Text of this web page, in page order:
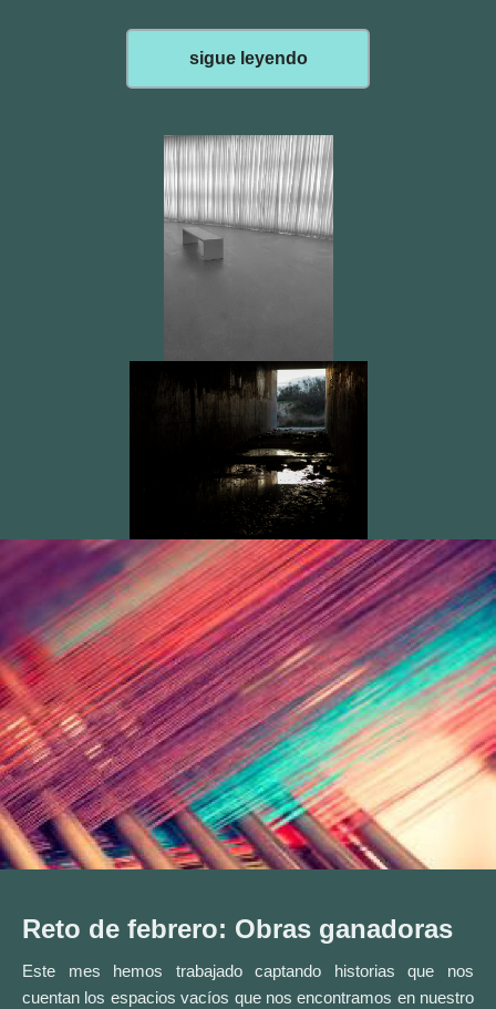
sigue leyendo
Reto de febrero: Obras ganadoras
Este mes hemos trabajado captando historias que nos
cuentan los espacios vacíos que nos encontramos en nuestro